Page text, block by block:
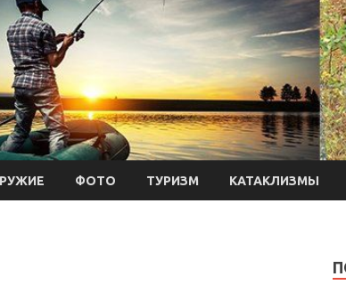
ФОТО ТУРИЗМ КАТАКЛИЗМЫ